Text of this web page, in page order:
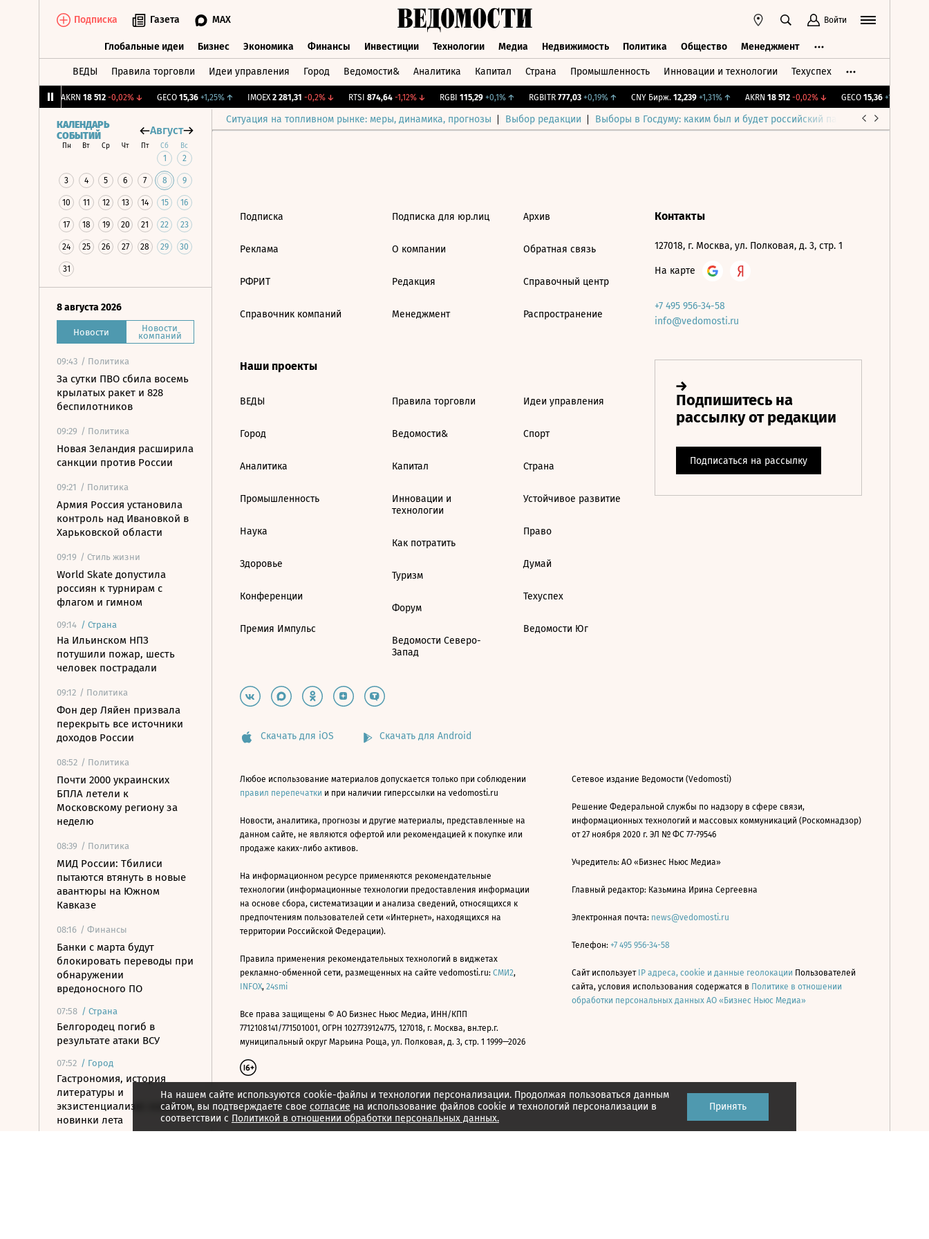
Подписка Газета MAX Войти
Глобальные идеи Бизнес Экономика Финансы Инвестиции Технологии Медиа Недвижимость Политика Общество Менеджмент
ВЕДЫ Правила торговли Идеи управления Город Ведомости& Аналитика Капитал Страна Промышленность Инновации и технологии Техуспех
AKRN 18 512 -0,02%↓ GECO 15,36 +1,25%↑ IMOEX 2 281,31 -0,2%↓ RTSI 874,64 -1,12%↓ RGBI 115,29 +0,1%↑ RGBITR 777,03 +0,19%↑ CNY Бирж. 12,239 +1,31%↑ AKRN 18 512 -0,02%↓ GECO 15,36 +1,25%
Ситуация на топливном рынке: меры, динамика, прогнозы Выбор редакции Выборы в Госдуму: каким был и будет российский парламент
КАЛЕНДАРЬ
СОБЫТИЙ
Август
Пн Вт Ср Чт Пт Сб Вс
1 2
3 4 5 6 7 8 9
10 11 12 13 14 15 16
17 18 19 20 21 22 23
24 25 26 27 28 29 30
31
8 августа 2026
Новости Новости
компаний
09:43 / Политика
За сутки ПВО сбила восемь
крылатых ракет и 828
беспилотников
09:29 / Политика
Новая Зеландия расширила
санкции против России
09:21 / Политика
Армия Россия установила
контроль над Ивановкой в
Харьковской области
09:19 / Стиль жизни
World Skate допустила
россиян к турнирам с
флагом и гимном
09:14 / Страна
На Ильинском НПЗ
потушили пожар, шесть
человек пострадали
09:12 / Политика
Фон дер Ляйен призвала
перекрыть все источники
доходов России
08:52 / Политика
Почти 2000 украинских
БПЛА летели к
Московскому региону за
неделю
08:39 / Политика
МИД России: Тбилиси
пытаются втянуть в новые
авантюры на Южном
Кавказе
08:16 / Финансы
Банки с марта будут
блокировать переводы при
обнаружении
вредоносного ПО
07:58 / Страна
Белгородец погиб в
результате атаки ВСУ
07:52 / Город
Гастрономия, история
литературы и
экзистенциализм: книжные
новинки лета
На нашем сайте используются cookie-файлы и технологии персонализации. Продолжая пользоваться данным
сайтом, вы подтверждаете свое согласие на использование файлов cookie и технологий персонализации в
соответствии с Политикой в отношении обработки персональных данных.
Принять
Подписка
Реклама
РФРИТ
Справочник компаний
Подписка для юр.лиц
О компании
Редакция
Менеджмент
Архив
Обратная связь
Справочный центр
Распространение
Наши проекты
ВЕДЫ
Город
Аналитика
Промышленность
Наука
Здоровье
Конференции
Премия Импульс
Правила торговли
Ведомости&
Капитал
Инновации и
технологии
Как потратить
Туризм
Форум
Ведомости Северо-
Запад
Идеи управления
Спорт
Страна
Устойчивое развитие
Право
Думай
Техуспех
Ведомости Юг
Контакты
127018, г. Москва, ул. Полковая, д. 3, стр. 1
На карте
+7 495 956-34-58
info@vedomosti.ru
Скачать для iOS Скачать для Android
Любое использование материалов допускается только при соблюдении
правил перепечатки и при наличии гиперссылки на vedomosti.ru
Новости, аналитика, прогнозы и другие материалы, представленные на
данном сайте, не являются офертой или рекомендацией к покупке или
продаже каких-либо активов.
На информационном ресурсе применяются рекомендательные
технологии (информационные технологии предоставления информации
на основе сбора, систематизации и анализа сведений, относящихся к
предпочтениям пользователей сети «Интернет», находящихся на
территории Российской Федерации).
Правила применения рекомендательных технологий в виджетах
рекламно-обменной сети, размещенных на сайте vedomosti.ru: СМИ2,
INFOX, 24smi
Все права защищены © АО Бизнес Ньюс Медиа, ИНН/КПП
7712108141/771501001, ОГРН 1027739124775, 127018, г. Москва, вн.тер.г.
муниципальный округ Марьина Роща, ул. Полковая, д. 3, стр. 1 1999—2026
Сетевое издание Ведомости (Vedomosti)
Решение Федеральной службы по надзору в сфере связи,
информационных технологий и массовых коммуникаций (Роскомнадзор)
от 27 ноября 2020 г. ЭЛ № ФС 77-79546
Учредитель: АО «Бизнес Ньюс Медиа»
Главный редактор: Казьмина Ирина Сергеевна
Электронная почта: news@vedomosti.ru
Телефон: +7 495 956-34-58
Сайт использует IP адреса, cookie и данные геолокации Пользователей
сайта, условия использования содержатся в Политике в отношении
обработки персональных данных АО «Бизнес Ньюс Медиа»